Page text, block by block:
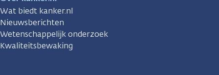
Wat biedt kanker.nl
Nieuwsberichten
Wetenschappelijk onderzoek
Kwaliteitsbewaking